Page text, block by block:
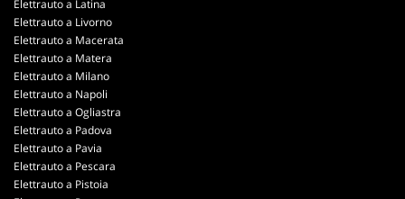
Elettrauto a Latina
Elettrauto a Livorno
Elettrauto a Macerata
Elettrauto a Matera
Elettrauto a Milano
Elettrauto a Napoli
Elettrauto a Ogliastra
Elettrauto a Padova
Elettrauto a Pavia
Elettrauto a Pescara
Elettrauto a Pistoia